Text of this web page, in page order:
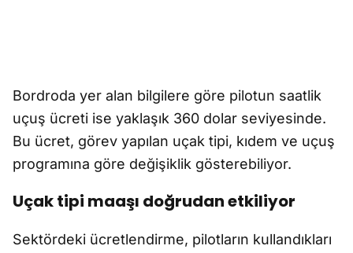
Bordroda yer alan bilgilere göre pilotun saatlik
uçuş ücreti ise yaklaşık 360 dolar seviyesinde.
Bu ücret, görev yapılan uçak tipi, kıdem ve uçuş
programına göre değişiklik gösterebiliyor.
Uçak tipi maaşı doğrudan etkiliyor
Sektördeki ücretlendirme, pilotların kullandıkları